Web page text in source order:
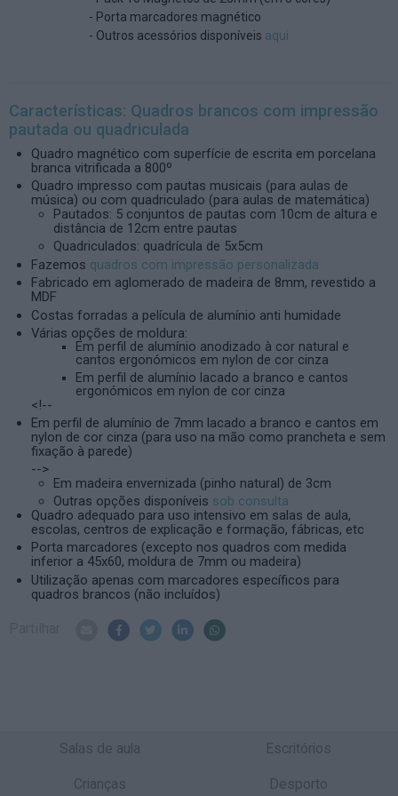
- Porta marcadores magnético
- Outros acessórios disponíveis aqui
Características: Quadros brancos com impressão
pautada ou quadriculada
Quadro magnético com superfície de escrita em porcelana
branca vitrificada a 800º
Quadro impresso com pautas musicais (para aulas de
música) ou com quadriculado (para aulas de matemática)
Pautados: 5 conjuntos de pautas com 10cm de altura e
distância de 12cm entre pautas
Quadriculados: quadrícula de 5x5cm
Fazemos quadros com impressão personalizada
Fabricado em aglomerado de madeira de 8mm, revestido a
MDF
Costas forradas a película de alumínio anti humidade
Várias opções de moldura:
Em perfil de alumínio anodizado à cor natural e
cantos ergonómicos em nylon de cor cinza
Em perfil de alumínio lacado a branco e cantos
ergonómicos em nylon de cor cinza
<!--
Em perfil de alumínio de 7mm lacado a branco e cantos em
nylon de cor cinza (para uso na mão como prancheta e sem
fixação à parede)
-->
Em madeira envernizada (pinho natural) de 3cm
Outras opções disponíveis sob consulta
Quadro adequado para uso intensivo em salas de aula,
escolas, centros de explicação e formação, fábricas, etc
Porta marcadores (excepto nos quadros com medida
inferior a 45x60, moldura de 7mm ou madeira)
Utilização apenas com marcadores específicos para
quadros brancos (não incluídos)
Salas de aula Escritórios
Crianças Desporto